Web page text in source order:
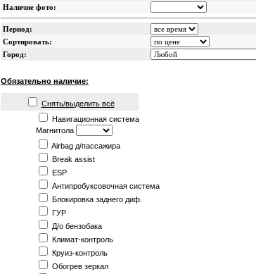
Наличие фото:
Период:
Сортировать:
Город:
Обязательно наличие:
Снять/выделить всё
Навигационная система
Магнитола
Airbag д/пассажира
Break assist
ESP
Антипробуксовочная система
Блокировка заднего диф.
ГУР
Д/о бензобака
Климат-контроль
Круиз-контроль
Обогрев зеркал